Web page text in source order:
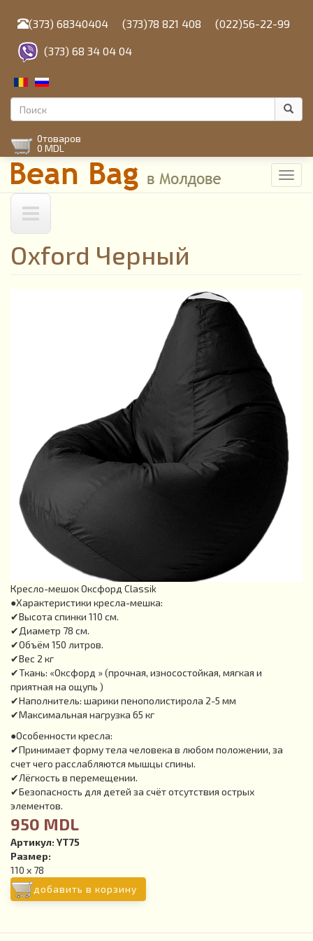
содержанию
(373) 68340404 (373)78 821 408 (022)56-22-99
(373) 68 34 04 04
Форма
поиска
0товаров
0 MDL
Oxford Черный
Кресло-мешок Оксфорд Classik
●Характеристики кресла-мешка:
✔Высота спинки 110 см.
✔Диаметр 78 см.
✔Объём 150 литров.
✔Вес 2 кг
✔Ткань: «Оксфорд » (прочная, износостойкая, мягкая и
приятная на ощупь )
✔Наполнитель: шарики пенополистирола 2-5 мм
✔Максимальная нагрузка 65 кг
●Особенности кресла:
✔Принимает форму тела человека в любом положении, за
счет чего расслабляются мышцы спины.
✔Лёгкость в перемещении.
✔Безопасность для детей за счёт отсутствия острых
элементов.
950 MDL
Артикул: YT75
Размер:
110 х 78
добавить в корзину